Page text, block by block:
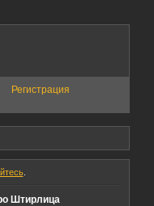
Регистрация
.
Штирлица